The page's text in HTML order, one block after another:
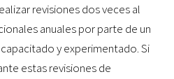
revisiones dos veces al
anuales por parte de un
y experimentado. Si
estas revisiones de